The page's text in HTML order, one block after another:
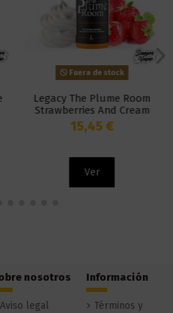
Fuera de stock
Legacy The Plume Room
Strawberries And Cream
100ml - Five Pawns
15,45 €
Ver
nosotros
Aviso legal
Información
Términos y